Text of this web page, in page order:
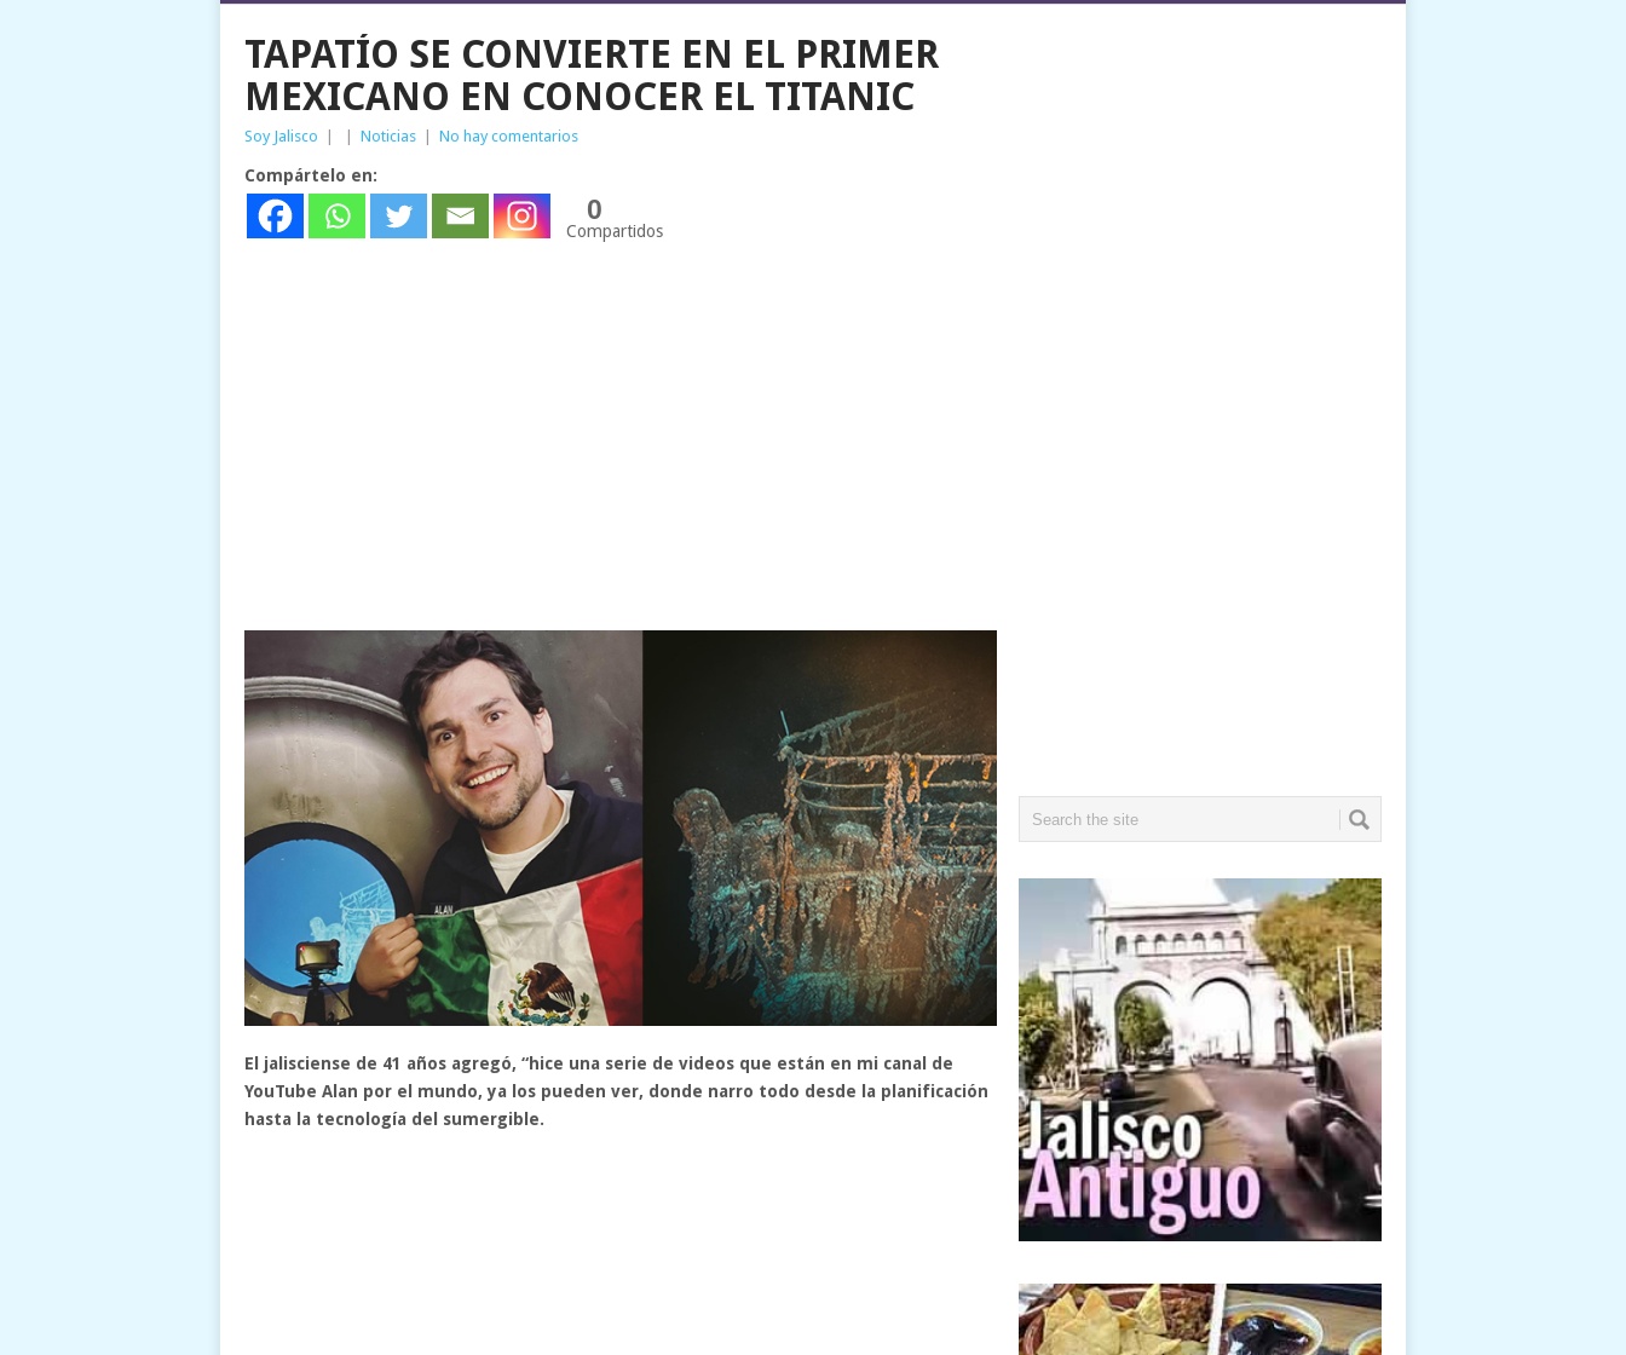
TAPATÍO SE CONVIERTE EN EL PRIMER
MEXICANO EN CONOCER EL TITANIC
Soy Jalisco Noticias No hay comentarios
Compártelo en:
0
Compartidos
El jalisciense de 41 años agregó, “hice una serie de videos que están en mi canal de
YouTube Alan por el mundo, ya los pueden ver, donde narro todo desde la planificación
hasta la tecnología del sumergible.